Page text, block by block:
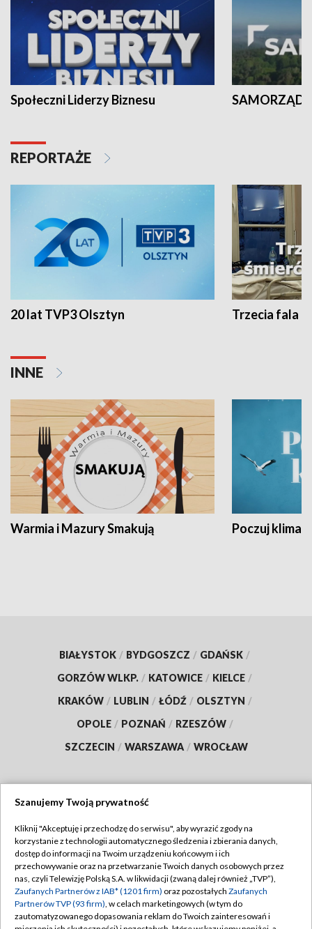
Społeczni Liderzy Biznesu SAMORZĄD
REPORTAŻE
20 lat TVP3 Olsztyn Trzecia fala -
INNE
Warmia i Mazury Smakują Poczuj klimat
BIAŁYSTOK / BYDGOSZCZ / GDAŃSK /
GORZÓW WLKP. / KATOWICE / KIELCE /
KRAKÓW / LUBLIN / ŁÓDŹ / OLSZTYN /
OPOLE / POZNAŃ / RZESZÓW /
SZCZECIN / WARSZAWA / WROCŁAW
TVP
Abonament TVP
Emisja w TVP
Centrum informacji TVP
Regulamin TVP
Polityka prywatności
Moje zgody
Szanujemy Twoją prywatność
Kliknij "Akceptuję i przechodzę do serwisu", aby wyrazić zgody na
korzystanie z technologii automatycznego śledzenia i zbierania danych,
dostęp do informacji na Twoim urządzeniu końcowym i ich
przechowywanie oraz na przetwarzanie Twoich danych osobowych przez
nas, czyli Telewizję Polską S.A. w likwidacji (zwaną dalej również „TVP”),
Zaufanych Partnerów z IAB* (1201 firm) oraz pozostałych Zaufanych
Partnerów TVP (93 firm), w celach marketingowych (w tym do
zautomatyzowanego dopasowania reklam do Twoich zainteresowań i